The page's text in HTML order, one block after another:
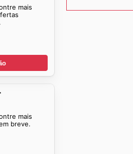
mais
mais
breve.